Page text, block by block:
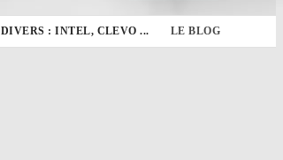
DIVERS : INTEL, CLEVO ... LE BLOG